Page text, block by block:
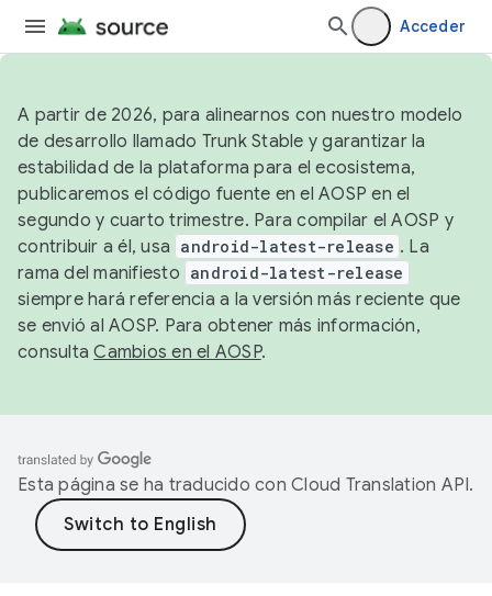
Acceder
A partir de 2026, para alinearnos con nuestro modelo
de desarrollo llamado Trunk Stable y garantizar la
estabilidad de la plataforma para el ecosistema,
publicaremos el código fuente en el AOSP en el
segundo y cuarto trimestre. Para compilar el AOSP y
contribuir a él, usa android-latest-release . La
rama del manifiesto android-latest-release
siempre hará referencia a la versión más reciente que
se envió al AOSP. Para obtener más información,
consultaCambios en el AOSP.
Esta página se ha traducido con Cloud Translation API.